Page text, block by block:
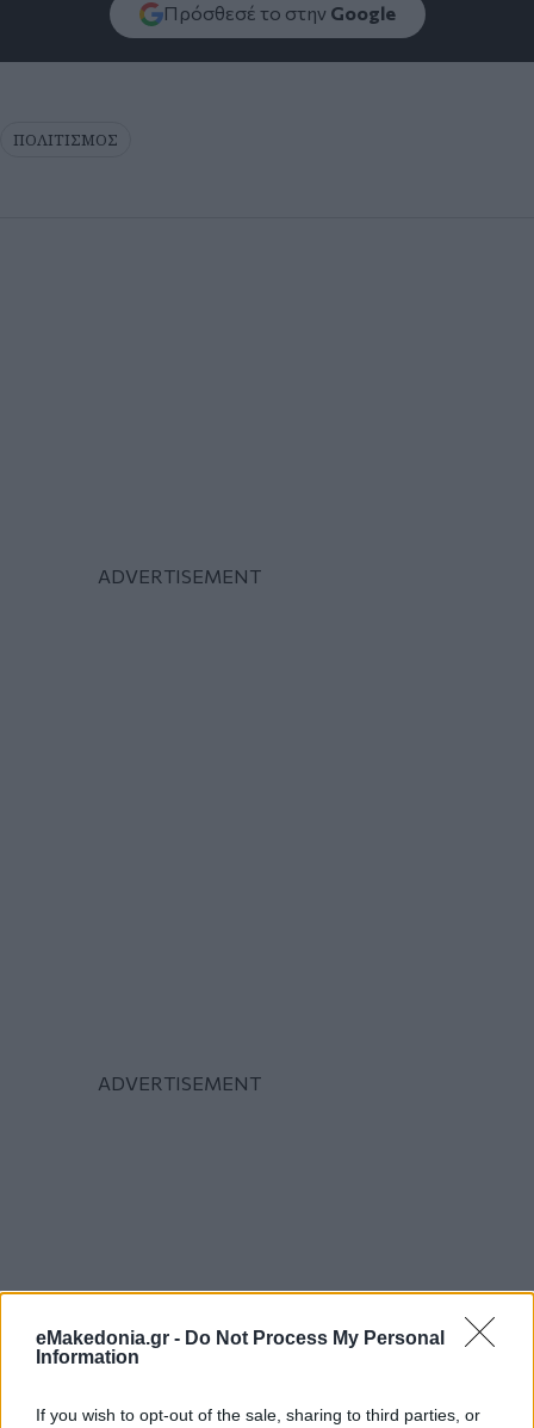
eMakedonia.gr - Do Not Process My Personal
Information
If you wish to opt-out of the sale, sharing to third parties, or
Πρόσθεσέ το στην Google
ΠΟΛΙΤΙΣΜΟΣ